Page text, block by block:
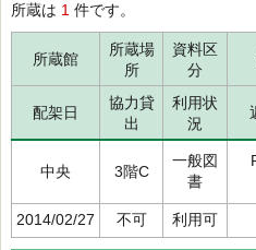
所蔵は 1 件です。
所蔵館
所蔵場
所
資料区
分
配架日
協力貸
出
利用状
況
中央 3階C
一般図
書
2014/02/27 不可 利用可